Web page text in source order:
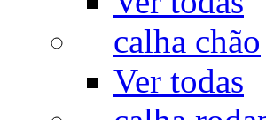
calha chão
Ver todas